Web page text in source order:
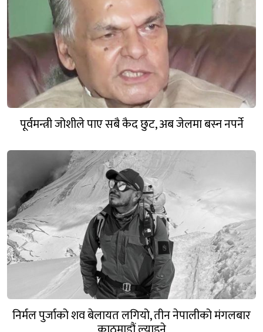
पूर्वमन्त्री जोशीले पाए सबै कैद छुट, अब जेलमा बस्न नपर्ने
निर्मल पुर्जाको शव बेलायत लगियो, तीन नेपालीको मंगलबार